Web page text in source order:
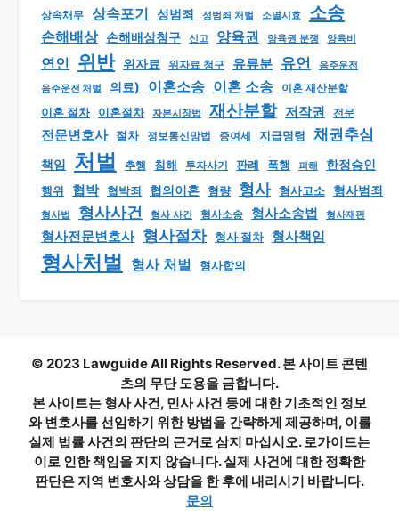
상속채무 상속포기 성범죄 성범죄 처벌 소멸시효 소송
손해배상 손해배상청구 신고 양육권 양육권 분쟁 양육비
연인 위반 위자료 위자료 청구 유류분 유언 음주운전
음주운전 처벌 의료) 이혼소송 이혼 소송 이혼 재산분할
이혼 절차 이혼절차 자본시장법 재산분할 저작권 전문
전문변호사 절차 정보통신망법 증여세 지급명령 채권추심
책임 처벌 추행 침해 투자사기 판례 폭행 피해 한정승인
행위 협박 협박죄 협의이혼 형량 형사 형사고소 형사범죄
형사법 형사사건 형사 사건 형사소송 형사소송법 형사재판
형사전문변호사 형사절차 형사 절차 형사책임
형사처벌 형사 처벌 형사합의
© 2023 Lawguide All Rights Reserved. 본 사이트 콘텐
츠의 무단 도용을 금합니다.
본 사이트는 형사 사건, 민사 사건 등에 대한 기초적인 정보
와 변호사를 선임하기 위한 방법을 간략하게 제공하며, 이를
실제 법률 사건의 판단의 근거로 삼지 마십시오. 로가이드는
이로 인한 책임을 지지 않습니다. 실제 사건에 대한 정확한
판단은 지역 변호사와 상담을 한 후에 내리시기 바랍니다.
문의